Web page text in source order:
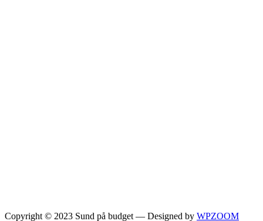
Copyright © 2023 Sund på budget — Designed by WPZOOM